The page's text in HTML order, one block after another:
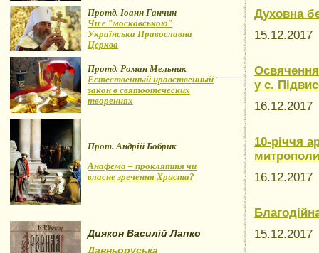
Протд. Іоанн Ганчин
Чи є "московською"
Українська Православна
Церква
Протд. Роман Мельник
Естественный нравственный
закон в святоотеческих
творениях
Прот. Андрій Бобрик
Анафема – прокляття чи
власне зречення Христа?
Диякон Василій Лапко
Давньоруська
Духовна
15.12.2017
у с.
16.12.2017
10-річчя
16.12.2017
15.12.2017